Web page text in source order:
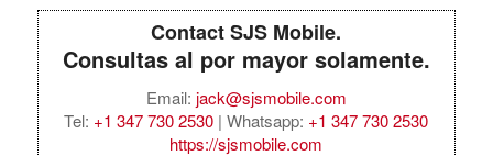
Contact SJS Mobile.
Consultas al por mayor solamente.
Email: jack@sjsmobile.com
Tel: +1 347 730 2530 | Whatsapp: +1 347 730 2530
https://sjsmobile.com